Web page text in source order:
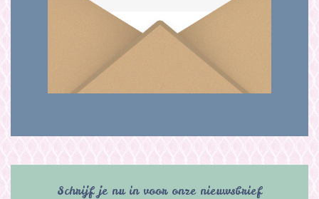
Schrijf je nu in voor onze nieuwsbrief